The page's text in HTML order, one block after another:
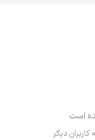
است
کاربران دیگر